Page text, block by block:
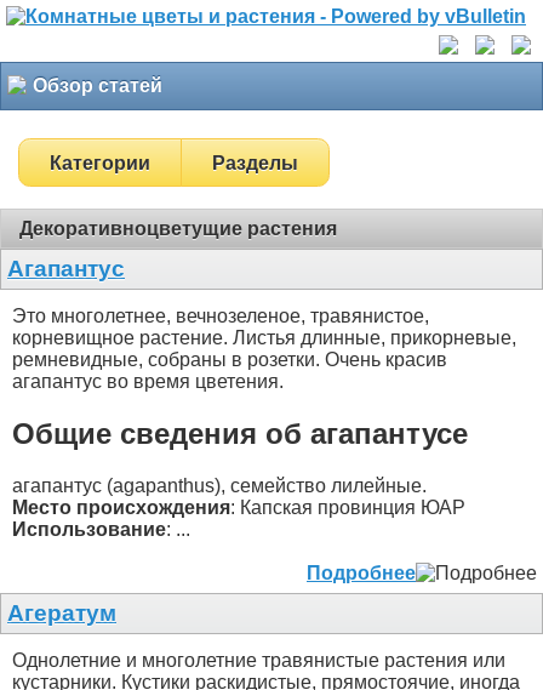
Обзор статей
Категории Разделы
Декоративноцветущие растения
Агапантус
Это многолетнее, вечнозеленое, травянистое,
корневищное растение. Листья длинные, прикорневые,
ремневидные, собраны в розетки. Очень красив
агапантус во время цветения.
Общие сведения об агапантусе
агапантус (agapanthus), семейство лилейные.
Место происхождения: Капская провинция ЮАР
Использование: ...
Подробнее
Агератум
Однолетние и многолетние травянистые растения или
кустарники. Кустики раскидистые, прямостоячие, иногда